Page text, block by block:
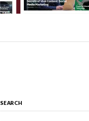
SEARCH